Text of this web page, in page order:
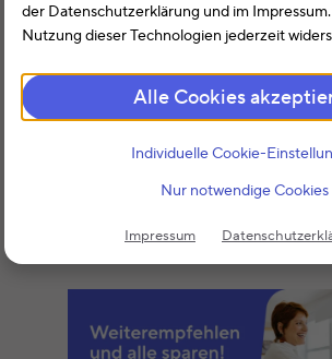
der Datenschutzerklärung und im
Nutzung dieser Technologien jederzeit
Alle Cookies
Individuelle Cookie-
Nur notwendige Cookies
Impressum
Es kann aber auch sein, dass sich durch
Steuergesetz die jeweiligen Formulare
Vorjahrs nicht mit ins neue Steuerjahr
werden können.
Kontrolliere nach einem Import immer
Interviews in Deiner Steuererklärung